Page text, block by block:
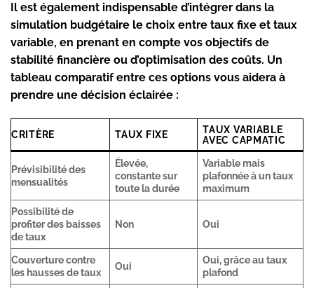
Il est également indispensable d’intégrer dans la
simulation budgétaire le choix entre taux fixe et taux
variable, en prenant en compte vos objectifs de
stabilité financière ou d’optimisation des coûts. Un
tableau comparatif entre ces options vous aidera à
prendre une décision éclairée :
CRITÈRE TAUX FIXE
TAUX VARIABLE
AVEC CAPMATIC
Prévisibilité des
mensualités
Élevée,
constante sur
toute la durée
Variable mais
plafonnée à un taux
maximum
Possibilité de
profiter des baisses
de taux
Non Oui
Couverture contre
les hausses de taux
Oui
Oui, grâce au taux
plafond